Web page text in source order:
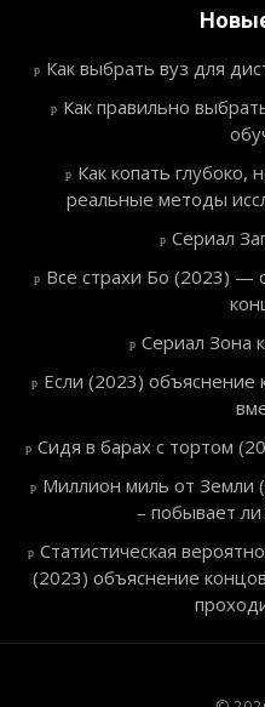
Как выбрать вуз для
Как правильно
Как копать глубоко,
реальные методы
Сериал
Все страхи Бо (2023) —
Сериал Зона
Если (2023) объяснение
Сидя в барах с тортом
Миллион миль от Земли
– побывает
Статистическая
(2023) объяснение